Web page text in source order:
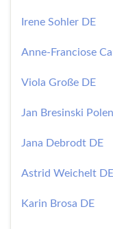
Irene Sohler DE
Anne-Franciose
Viola Große DE
Jan Bresinski Polen
Jana Debrodt DE
Astrid Weichelt DE
Karin Brosa DE